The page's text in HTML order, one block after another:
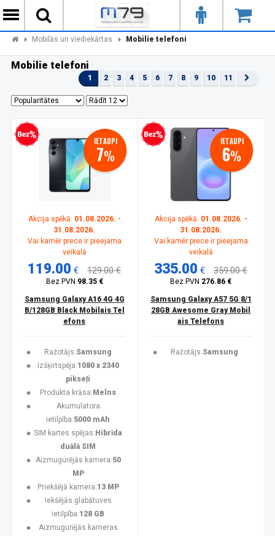
Mobilās un viediekārtas Mobilie telefoni
Mobilie telefoni
1 2 3 4 5 6 7 8 9 10 11
kredīts IETAUPI
7%
Akcija spēkā: 01.08.2026. -
31.08.2026.
Vai kamēr prece ir pieejama
veikalā
119.00 € 129.00 €
Bez PVN 98.35 €
Samsung Galaxy A16 4G 4G
B/128GB Black Mobilais Tel
efons
Ražotājs:Samsung
Izšķirtspēja:1080 x 2340
pikseļi
Produkta krāsa: Melns
Akumulatora
ietilpība:5000 mAh
SIM kartes spējas: Hibrīda
duālā SIM
Aizmugurējās kamera:50
MP
Priekšējā kamera:13 MP
Iekšējās glabātuves
ietilpība:128 GB
Aizmugurējās kameras
Bezprocentu kredīts IETAUPI
6%
Akcija spēkā: 01.08.2026. -
31.08.2026.
Vai kamēr prece ir pieejama
veikalā
335.00 € 359.00 €
Bez PVN 276.86 €
Samsung Galaxy A57 5G 8/1
28GB Awesome Gray Mobil
ais Telefons
Ražotājs:Samsung